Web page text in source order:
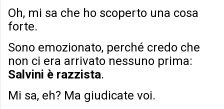
Oh, mi sa che ho scoperto una cosa
forte.
Sono emozionato, perché credo che
non ci era arrivato nessuno prima:
Salvini è razzista.
Mi sa, eh? Ma giudicate voi.